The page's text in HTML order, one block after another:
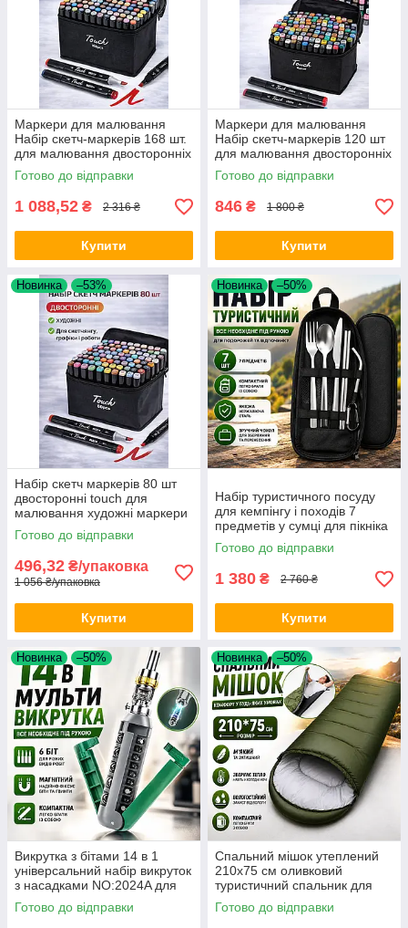
Маркери для малювання
Набір скетч-маркерів 168 шт.
для малювання двосторонніх
touch Opt City
Готово до відправки
1 088,52 ₴ 2 316 ₴
Купити
Маркери для малювання
Набір скетч-маркерів 120 шт
для малювання двосторонніх
touch Opt City
Готово до відправки
846 ₴ 1 800 ₴
Купити
Новинка –53%
Набір скетч маркерів 80 шт
двосторонні touch для
малювання художні маркери
для скетчингу графіки і
роботи Opt City
Готово до відправки
496,32 ₴/упаковка
1 056 ₴/упаковка
Купити
Новинка –50%
Набір туристичного посуду
для кемпінгу і походів 7
предметів у сумці для пікніка
та відпочинку на природі Opt
City
Готово до відправки
1 380 ₴ 2 760 ₴
Купити
Новинка –50%
Викрутка з бітами 14 в 1
універсальний набір викруток
з насадками NO:2024A для
ремонту меблів дому та
техніки Opt City
Готово до відправки
Новинка –50%
Спальний мішок утеплений
210х75 см оливковий
туристичний спальник для
кемпінгу походів і риболовлі
Opt City
Готово до відправки